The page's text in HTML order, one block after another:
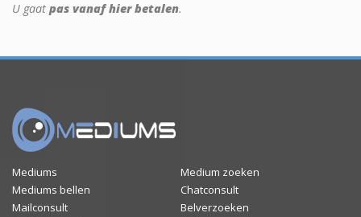
U gaat pas vanaf hier betalen.
Mediums
Medium zoeken
Mediums bellen
Chatconsult
Mailconsult
Belverzoeken